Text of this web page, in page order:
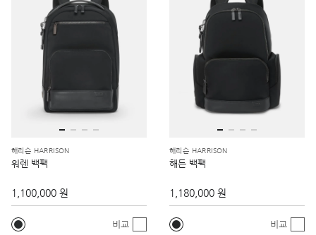
해리슨 HARRISON
워렌 백팩
1,100,000 원
비교
해리슨 HARRISON
해든 백팩
1,180,000 원
비교